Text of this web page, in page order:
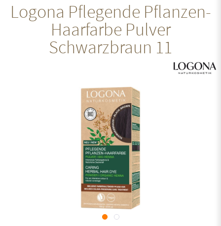
Logona Pflegende Pflanzen-
Haarfarbe Pulver
Schwarzbraun 11